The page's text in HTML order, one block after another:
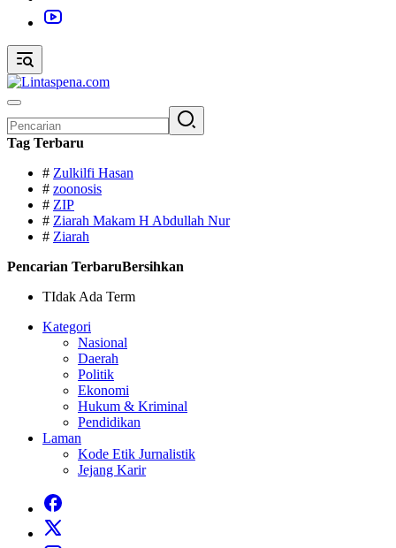
untuk:
Tag Terbaru
# Zulkilfi Hasan
# zoonosis
# ZIP
# Ziarah Makam H Abdullah Nur
# Ziarah
Pencarian TerbaruBersihkan
TIdak Ada Term
Kategori
Nasional
Daerah
Politik
Ekonomi
Hukum & Kriminal
Pendidikan
Laman
Kode Etik Jurnalistik
Jejang Karir